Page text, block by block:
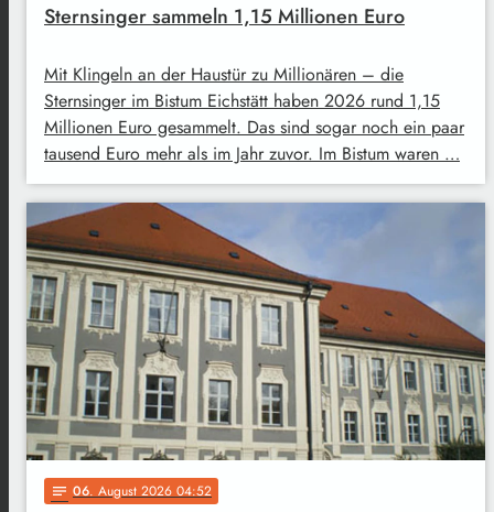
Sternsinger sammeln 1,15 Millionen Euro
Mit Klingeln an der Haustür zu Millionären – die
Sternsinger im Bistum Eichstätt haben 2026 rund 1,15
Millionen Euro gesammelt. Das sind sogar noch ein paar
tausend Euro mehr als im Jahr zuvor. Im Bistum waren …
notes 06. August 2026 04:52